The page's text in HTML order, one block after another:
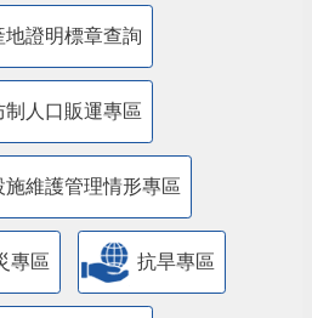
地證明標章查詢
制人口販運專區
施維護管理情形專區
專區 抗旱專區